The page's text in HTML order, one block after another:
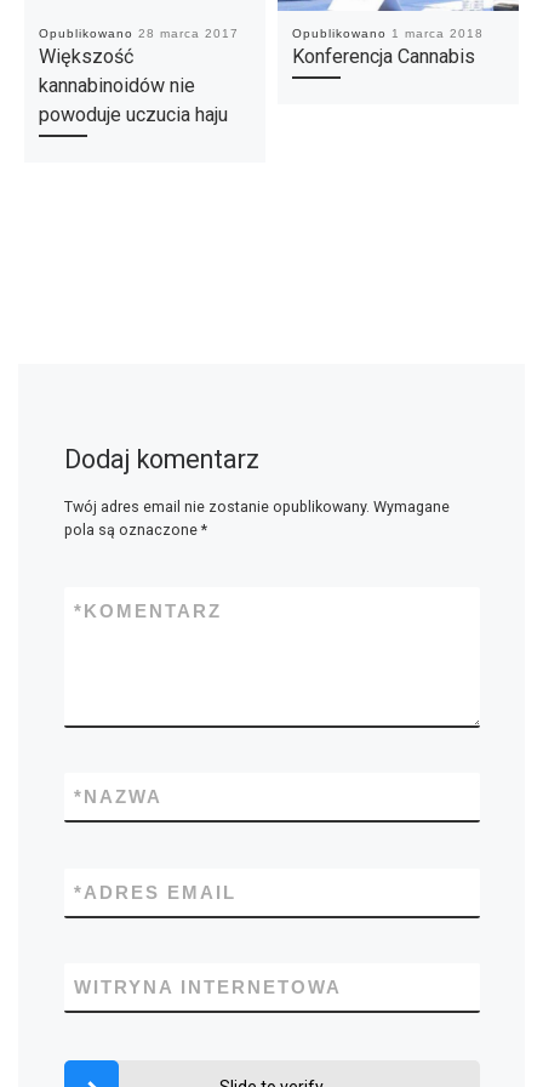
Opublikowano 28 marca 2017
Większość
kannabinoidów nie
powoduje uczucia haju
Opublikowano 1 marca 2018
Konferencja Cannabis
Dodaj komentarz
Twój adres email nie zostanie opublikowany. Wymagane
pola są oznaczone *
KOMENTARZ
*
NAZWA
*
ADRES EMAIL
*
WITRYNA INTERNETOWA